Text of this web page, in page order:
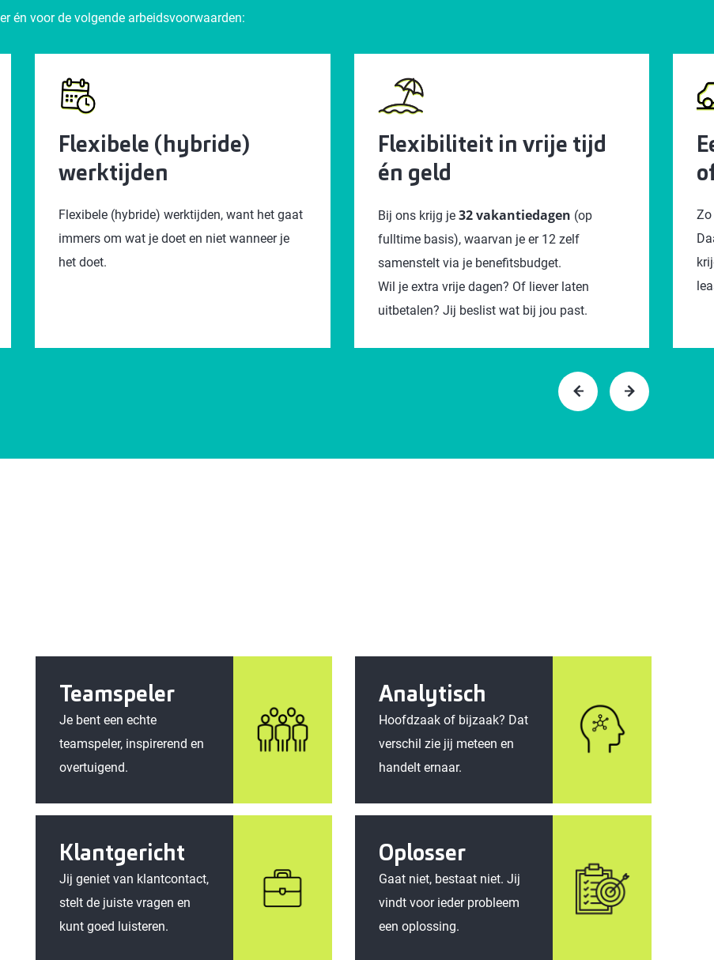
én voor de volgende arbeidsvoorwaarden:
Flexibele (hybride)
werktijden
Flexibele (hybride) werktijden, want het gaat
immers om wat je doet en niet wanneer je
het doet.
Flexibiliteit in vrije tijd
én geld
Bij ons krijg je 32 vakantiedagen (op
fulltime basis), waarvan je er 12 zelf
samenstelt via je benefitsbudget.
Wil je extra vrije dagen? Of liever laten
uitbetalen? Jij beslist wat bij jou past.
Zo
Teamspeler
Je bent een echte
teamspeler, inspirerend en
overtuigend.
Klantgericht
Jij geniet van klantcontact,
stelt de juiste vragen en
kunt goed luisteren.
Analytisch
Hoofdzaak of bijzaak? Dat
verschil zie jij meteen en
handelt ernaar.
Oplosser
Gaat niet, bestaat niet. Jij
vindt voor ieder probleem
een oplossing.